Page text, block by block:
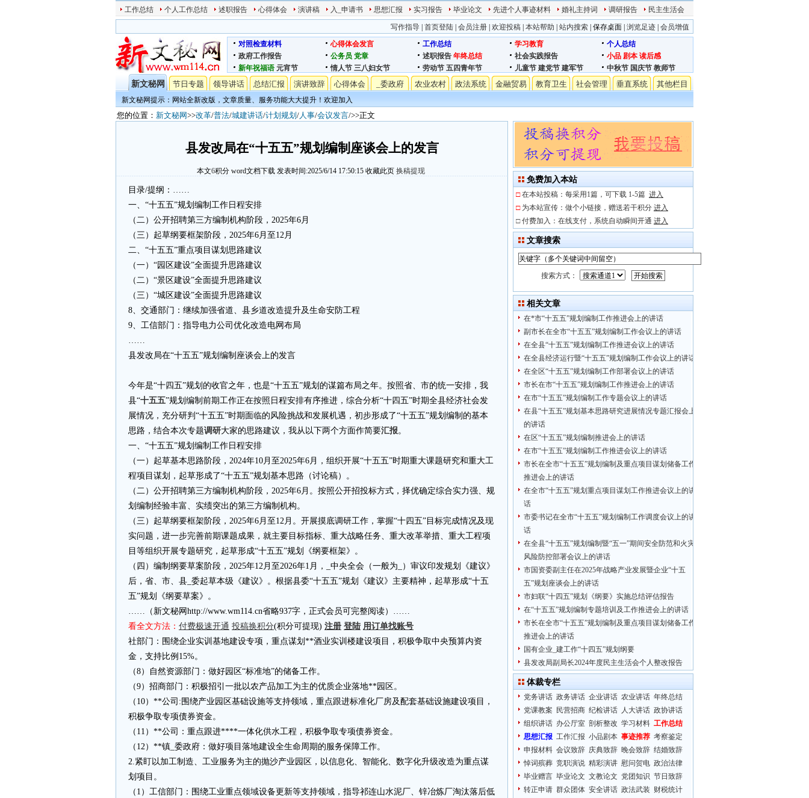
工作总结 个人工作总结 述职报告 心得体会 演讲稿 入_申请书 思想汇报 实习报告 毕业论文 先进个人事迹材料 婚礼主持词 调研报告 民主生活会
写作指导 首页登陆 会员注册 欢迎投稿 本站帮助 站内搜索 保存桌面 浏览足迹 会员增值
对照检查材料
心得体会发言 工作总结 学习教育
个人总结
政府工作报告
公务员 党章 述职报告 年终总结 社会实践报告 小品 剧本 读后感
新年祝福语 元宵节 情人节 三八妇女节 劳动节 五四青年节 儿童节 建党节 建军节 中秋节 国庆节 教师节
新文秘网 节日专题 领导讲话 总结汇报 演讲致辞 心得体会 _委政府 农业农村 政法系统 金融贸易 教育卫生 社会管理 垂直系统 其他栏目
新文秘网提示：网站全新改版，文章质量、服务功能大大提升！欢迎加入
您的位置： 新文秘网>>改革/普法/城建讲话/计划规划 /人事/会议发言/>>正文
县发改局在“十五五”规划编制座谈会上的发言
本文6积分 word文档下载 发表时间:2025/6/14 17:50:15 收藏此页 换稿提现
目录/提纲：……
一、“十五五”规划编制工作日程安排
（二）公开招聘第三方编制机构阶段，2025年6月
（三）起草纲要框架阶段，2025年6月至12月
二、“十五五”重点项目谋划思路建议
（一）“园区建设”全面提升思路建议
（二）“景区建设”全面提升思路建议
（三）“城区建设”全面提升思路建议
8、交通部门：继续加强省道、县乡道改造提升及生命安防工程
9、工信部门：指导电力公司优化改造电网布局
……
县发改局在“十五五”规划编制座谈会上的发言
今年是“十四五”规划的收官之年，也是“十五五”规划的谋篇布局之年。按照省、市的统一安排，我
县“十五五”规划编制前期工作正在按照日程安排有序推进，综合分析“十四五”时期全县经济社会发
展情况，充分研判“十五五”时期面临的风险挑战和发展机遇，初步形成了“十五五”规划编制的基本
思路，结合本次专题调研大家的思路建议，我从以下两个方面作简要汇报。
一、“十五五”规划编制工作日程安排
（一）起草基本思路阶段，2024年10月至2025年6月，组织开展“十五五”时期重大课题研究和重大工
程项目谋划，起草形成了“十五五”规划基本思路（讨论稿）。
（二）公开招聘第三方编制机构阶段，2025年6月。按照公开招投标方式，择优确定综合实力强、规
划编制经验丰富、实绩突出的第三方编制机构。
（三）起草纲要框架阶段，2025年6月至12月。开展摸底调研工作，掌握“十四五”目标完成情况及现
实问题，进一步完善前期课题成果，就主要目标指标、重大战略任务、重大改革举措、重大工程项
目等组织开展专题研究，起草形成“十五五”规划《纲要框架》。
（四）编制纲要草案阶段，2025年12月至2026年1月，_中央全会（一般为_）审议印发规划《建议》
后，省、市、县_委起草本级《建议》。根据县委“十五五”规划《建议》主要精神，起草形成“十五
五”规划《纲要草案》。
……（新文秘网http://www.wm114.cn省略937字，正式会员可完整阅读）……
看全文方法： 付费极速开通 投稿换积分(积分可提现) 注册 登陆 用订单找账号
社部门：围绕企业实训基地建设专项，重点谋划**酒业实训楼建设项目，积极争取中央预算内资
金，支持比例15%。
（8）自然资源部门：做好园区“标准地”的储备工作。
（9）招商部门：积极招引一批以农产品加工为主的优质企业落地**园区。
（10）**公司:围绕产业园区基础设施等支持领域，重点跟进标准化厂房及配套基础设施建设项目，
积极争取专项债券资金。
（11）**公司：重点跟进****一体化供水工程，积极争取专项债券资金。
（12）**镇_委政府：做好项目落地建设全生命周期的服务保障工作。
2.紧盯以加工制造、工业服务为主的抛沙产业园区，以信息化、智能化、数字化升级改造为重点谋
划项目。
（1）工信部门：围绕工业重点领域设备更新等支持领域，指导祁连山水泥厂、锌冶炼厂淘汰落后低
免费加入本站
□ 在本站投稿：每采用1篇，可下载 1-5篇 进入
□ 为本站宣传：做个小链接，赠送若干积分 进入
□ 付费加入：在线支付，系统自动瞬间开通 进入
文章搜索
搜索方式：
相关文章
在*市“十五五”规划编制工作推进会上的讲话
副市长在全市“十五五”规划编制工作会议上的讲话
在全县“十五五”规划编制工作推进会议上的讲话
在全县经济运行暨“十五五”规划编制工作会议上的讲话
在全区“十五五”规划编制工作部署会议上的讲话
市长在市“十五五”规划编制工作推进会上的讲话
在市“十五五”规划编制工作专题会议上的讲话
在县“十五五”规划基本思路研究进展情况专题汇报会上
的讲话
在区“十五五”规划编制推进会上的讲话
在市“十五五”规划编制工作推进会议上的讲话
市长在全市“十五五”规划编制及重点项目谋划储备工作
推进会上的讲话
在全市“十五五”规划重点项目谋划工作推进会议上的讲
话
市委书记在全市“十五五”规划编制工作调度会议上的讲
话
在全县“十五五”规划编制暨“五一”期间安全防范和火灾
风险防控部署会议上的讲话
市国资委副主任在2025年战略产业发展暨企业“十五
五”规划座谈会上的讲话
市妇联“十四五”规划《纲要》实施总结评估报告
在“十五五”规划编制专题培训及工作推进会上的讲话
市长在全市“十五五”规划编制及重点项目谋划储备工作
推进会上的讲话
国有企业_建工作“十四五”规划纲要
县发改局副局长2024年度民主生活会个人整改报告
体裁专栏
党务讲话 政务讲话 企业讲话 农业讲话 年终总结
党课教案
民营招商 纪检讲话 人大讲话 政协讲话
组织讲话 办公厅室 剖析整改 学习材料 工作总结
思想汇报 工作汇报 小品剧本 事迹推荐 考察鉴定
申报材料 会议致辞 庆典致辞 晚会致辞 结婚致辞
悼词殡葬 竞职演说 精彩演讲 慰问贺电 政治法律
毕业赠言 毕业论文 文教论文 党团知识 节日致辞
转正申请 群众团体 安全讲话 政法武装 财税统计